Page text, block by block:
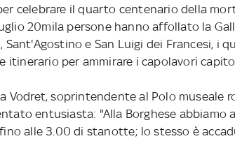
celebrare il quarto centenario della
20mila persone hanno affollato la
Sant'Agostino e San Luigi dei Francesi, i
itinerario per ammirare i capolavori
Vodret, soprintendente al Polo museale
entusiasta: "Alla Borghese abbiamo
alle 3.00 di stanotte; lo stesso è